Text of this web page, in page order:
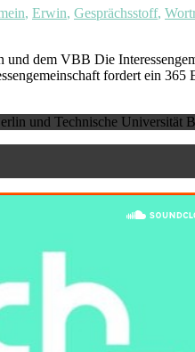
, Erwin, Gesprächsstoff,
dem VBB Die
fordert ein
und Technische